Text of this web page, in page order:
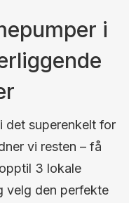
i
det superenkelt for
vi resten – få
3 lokale
velg den perfekte